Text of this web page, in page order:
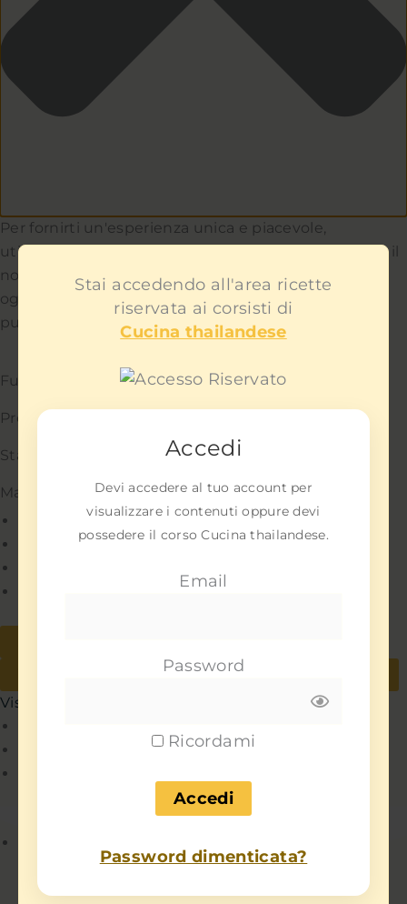
Per fornirti un'esperienza unica e piacevole,
utilizziamo i cookie per capire e aiutarci a migliorare il
nostro sito e servizio. Teniamo a cuore la privacy di
ogni utente e non ti mostreremo contenuti
pubblicitari fastidiosi.
Funzionale Sempre attivo
Preferenze
Statistiche
Marketing
Gestisci opzioni
Gestisci servizi
Per saperne di più su questi scopi
Visualizza le preferenze
Visualizza le preferenze
Stai accedendo all'area ricette
riservata ai corsisti di
Cucina thailandese
Accedi
Devi accedere al tuo account per
visualizzare i contenuti oppure devi
possedere il corso Cucina thailandese.
Email
Password
Ricordami
Password dimenticata?